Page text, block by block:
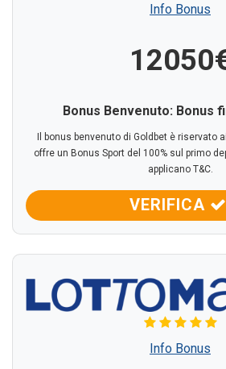
Info Bonus
Bonus Benvenuto: Bonus
Il bonus benvenuto di Goldbet è riservato
offre un Bonus Sport del 100% sul primo
applicano T&C.
VERIFICA
Info Bonus